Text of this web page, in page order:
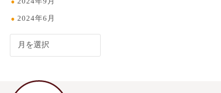
2024年6月